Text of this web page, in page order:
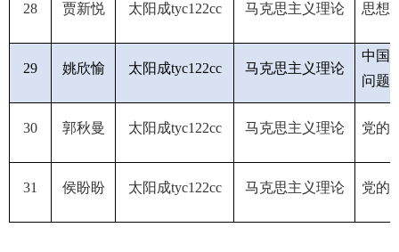
28 贾新悦 太阳成tyc122cc 马克思主义理论 思想
29 姚欣愉 太阳成tyc122cc 马克思主义理论
中国
问题
30 郭秋曼 太阳成tyc122cc 马克思主义理论 党的
31 侯盼盼 太阳成tyc122cc 马克思主义理论 党的